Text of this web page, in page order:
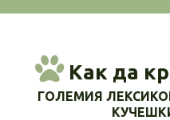
Как да
ГОЛЕМИЯ